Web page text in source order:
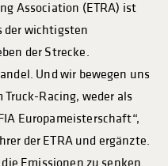
Association (ETRA) ist
der wichtigsten
der Strecke.
Und wir bewegen uns
Racing, weder als
Europameisterschaft“,
der ETRA und ergänzte.
Emissionen zu senken.